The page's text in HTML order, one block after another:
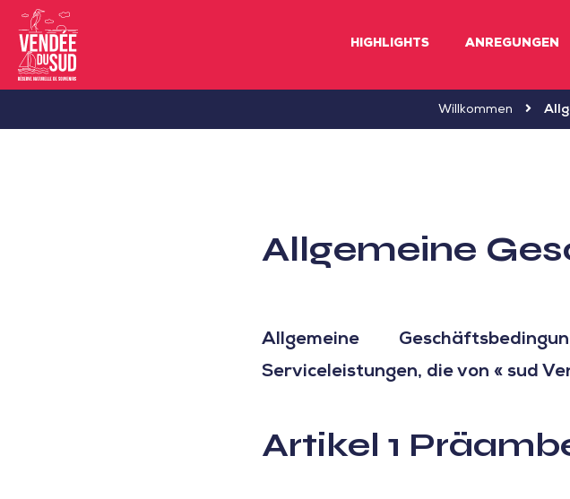
Sud
HIGHLIGHTS ANREGUNGEN
Willkommen
Allgemeine
Allgemeine
Serviceleistungen, die von « sud
Artikel 1